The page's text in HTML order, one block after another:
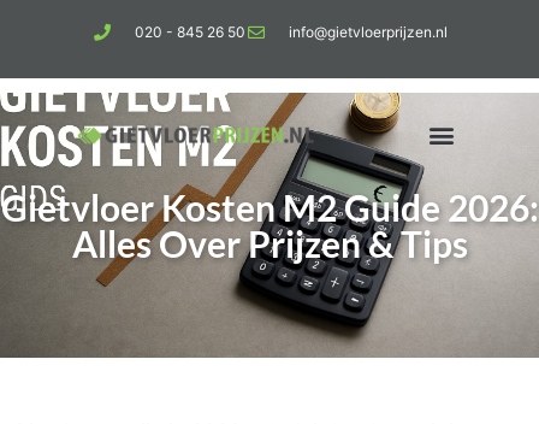
020 - 845 26 50 info@gietvloerprijzen.nl
Gietvloer Kosten M2 Guide 2026:
Alles Over Prijzen & Tips